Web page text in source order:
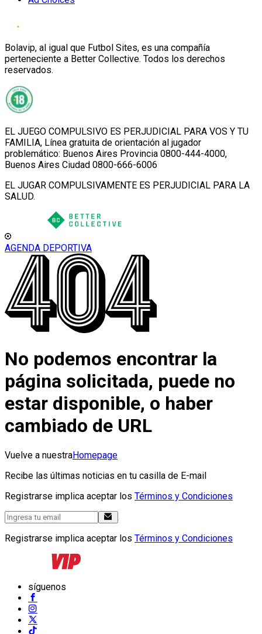
Bolavip, al igual que Futbol Sites, es una compañía
perteneciente a Better Collective. Todos los derechos
reservados.
EL JUEGO COMPULSIVO ES PERJUDICIAL PARA VOS Y TU
FAMILIA, Línea gratuita de orientación al jugador
problemático: Buenos Aires Provincia 0800-444-4000,
Buenos Aires Ciudad 0800-666-6006
EL JUGAR COMPULSIVAMENTE ES PERJUDICIAL PARA LA
SALUD.
AGENDA DEPORTIVA
No podemos encontrar la
página solicitada, puede no
estar disponible, o haber
cambiado de URL
Vuelve a nuestraHomepage
Recibe las últimas noticias en tu casilla de E-mail
Registrarse implica aceptar los Términos y Condiciones
Registrarse implica aceptar los Términos y Condiciones
síguenos